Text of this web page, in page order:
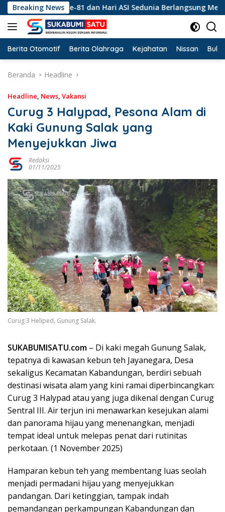
Langsung
ke
konten
Breaking News
RI ke-81 dan Hari ASI Sedunia Berlangsung Meriah
Berita Otomotif Berita Olahraga Kejahatan Nissan
Beranda Headline
Headline, News, Vakansi
Curug 3 Halypad, Pesona Alam di
Kaki Gunung Salak yang
Menyejukkan Jiwa
Redaksi
01/11/2025
Curug 3 Heliped, Gunung Salak.
SUKABUMISATU.com – Di kaki megah Gunung Salak,
tepatnya di kawasan kebun teh Jayanegara, Desa
sekaligus Kecamatan Kabandungan, berdiri sebuah
destinasi wisata alam yang kini ramai diperbincangkan:
Curug 3 Halypad atau yang juga dikenal dengan Curug
Sentral III. Air terjun ini menawarkan kesejukan alami
dan panorama hijau yang menenangkan, menjadi
tempat ideal untuk melepas penat dari rutinitas
perkotaan. (1 November 2025)
Hamparan kebun teh yang membentang luas seolah
menjadi permadani hijau yang menyejukkan
pandangan. Dari ketinggian, tampak indah
pemandangan perkampungan Kabandungan dan